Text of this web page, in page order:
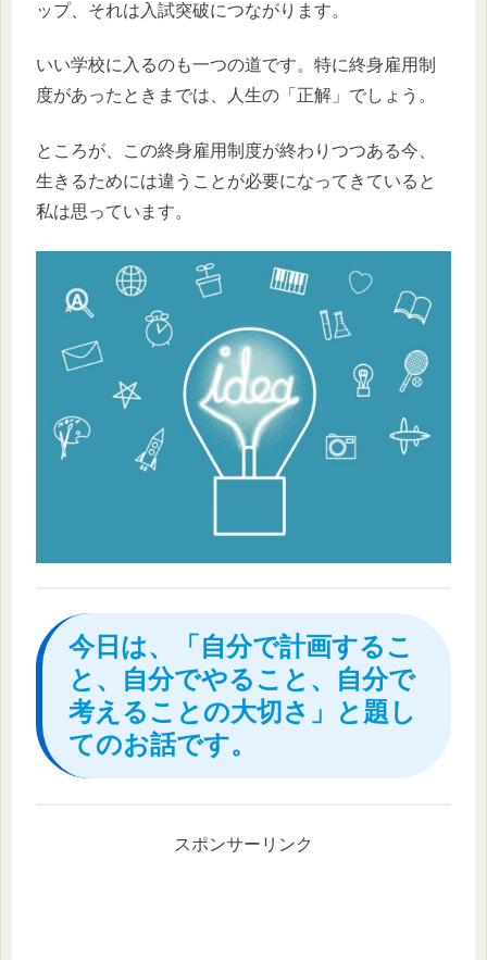
ップ、それは入試突破につながります。
いい学校に入るのも一つの道です。特に終身雇用制
度があったときまでは、人生の「正解」でしょう。
ところが、この終身雇用制度が終わりつつある今、
生きるためには違うことが必要になってきていると
私は思っています。
今日は、「自分で計画するこ
と、自分でやること、自分で
考えることの大切さ」と題し
てのお話です。
スポンサーリンク